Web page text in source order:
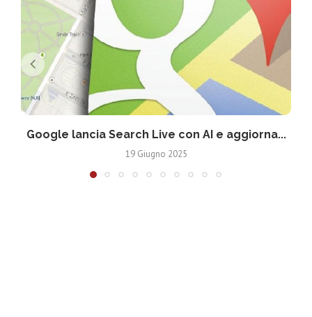
Google lancia Search Live con AI e aggiorna...
19 Giugno 2025